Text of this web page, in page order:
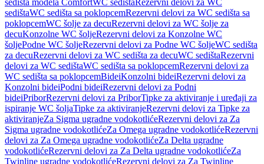
sedišta modela ComfortWC sedištaRezervni delovi za WC
sedištaWC sedišta sa poklopcemRezervni delovi za WC sedišta sa
poklopcemWC šolje za decuRezervni delovi za WC šolje za
decuKonzolne WC šoljeRezervni delovi za Konzolne WC
šoljePodne WC šoljeRezervni delovi za Podne WC šoljeWC sedišta
za decuRezervni delovi za WC sedišta za decuWC sedištaRezervni
delovi za WC sedištaWC sedišta sa poklopcemRezervni delovi za
WC sedišta sa poklopcemBideiKonzolni bideiRezervni delovi za
Konzolni bideiPodni bideiRezervni delovi za Podni
bideiPriborRezervni delovi za PriborTipke za aktiviranje i uređaji za
ispiranje WC šoljaTipke za aktiviranjeRezervni delovi za Tipke za
aktiviranjeZa Sigma ugradne vodokotlićeRezervni delovi za Za
Sigma ugradne vodokotlićeZa Omega ugradne vodokotlićeRezervni
delovi za Za Omega ugradne vodokotlićeZa Delta ugradne
vodokotlićeRezervni delovi za Za Delta ugradne vodokotlićeZa
Twinline ugradne vodokotlićeRezervni delovi za Za Twinline